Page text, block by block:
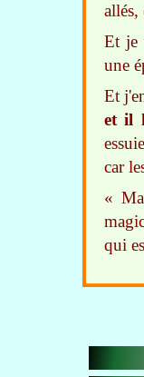
allés,
Et je
une
Et
et il
car
«
qui